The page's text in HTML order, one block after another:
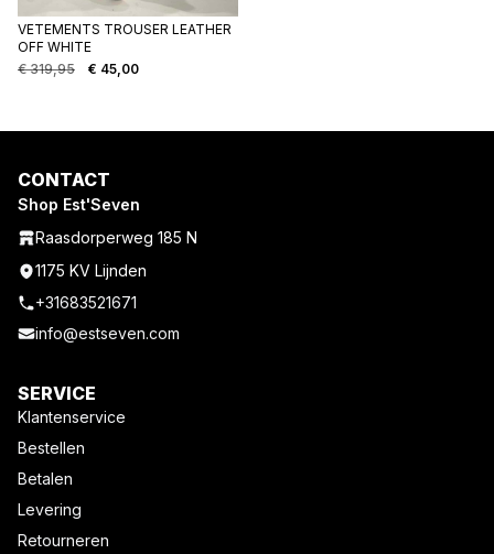
VETEMENTS TROUSER LEATHER
OFF WHITE
€319,95 € 45,00
CONTACT
Shop Est'Seven
Raasdorperweg 185 N
1175 KV Lijnden
+31683521671
info@estseven.com
SERVICE
Klantenservice
Bestellen
Betalen
Levering
Retourneren